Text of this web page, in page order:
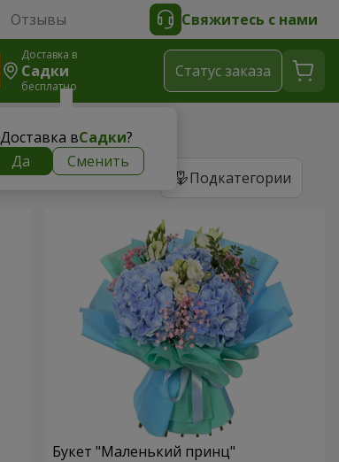
Отзывы Свяжитесь с нами
Доставка в
Садки
бесплатно
Доставка вСадки?
Да
Сменить
Cтатус заказа
Подкатегории
Букет "Маленький принц"